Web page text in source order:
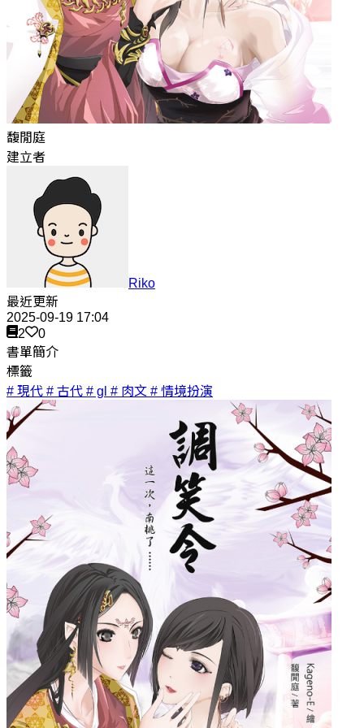
馥閒庭
建立者
Riko
最近更新
2025-09-19 17:04
2
0
書單簡介
標籤
# 現代 # 古代 # gl # 肉文 # 情境扮演